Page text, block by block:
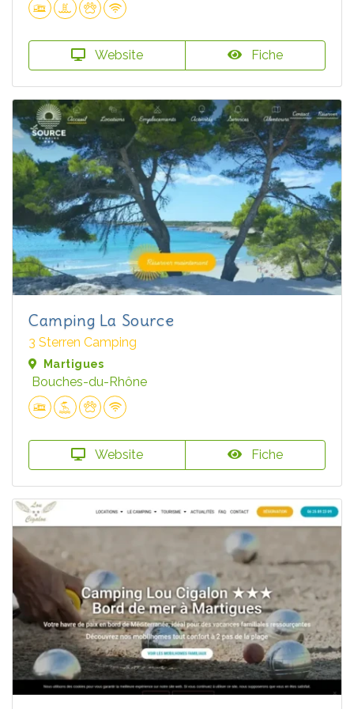
Website Fiche
Camping La Source
3 Sterren Camping
Martigues
Bouches-du-Rhône
Website Fiche